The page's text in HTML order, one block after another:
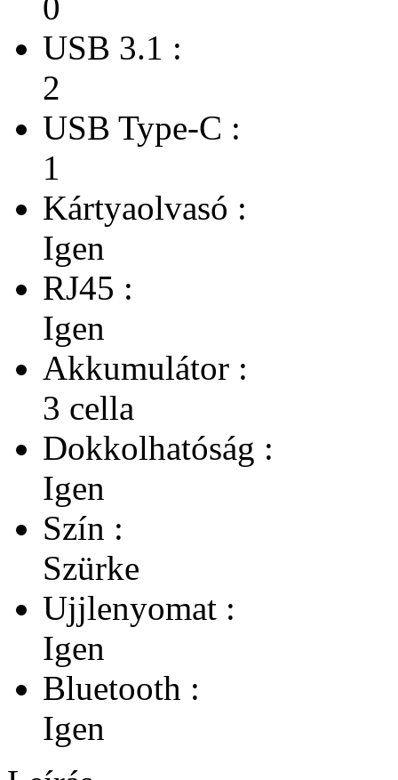
USB 3.1 :
2
USB Type-C :
1
Kártyaolvasó :
Igen
RJ45 :
Igen
Akkumulátor :
3 cella
Dokkolhatóság :
Igen
Szín :
Szürke
Ujjlenyomat :
Igen
Bluetooth :
Igen